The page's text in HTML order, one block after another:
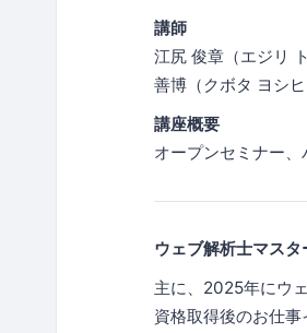
講師
江尻 俊章（エジリ
善博（クボタ ヨシヒ
講座概要
オープンセミナー
ウェブ解析士マス
主に、2025年にウ
資格取得後のお仕事